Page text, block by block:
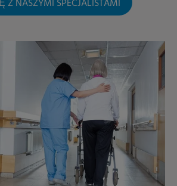
Z NASZYMI SPECJALISTAMI